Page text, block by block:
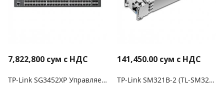
7,822,800 сум с НДС
TP-Link SG3452XP Управляемый коммутатор Smart линейки Omada уровня 2+ c 48 гигабитными портами PoE+ и 4 портами SFP+
141,450.00 сум с НДС
TP-Link SM321B-2 (TL-SM321B-2) Двунаправленный SFP‑модуль WDM 1000Base-BX